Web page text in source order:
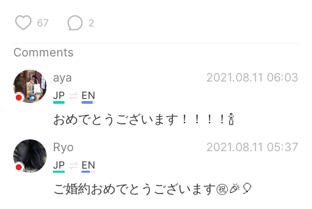
67 2
Comments
aya
2021.08.11 06:03
JP EN
おめでとうございます！！！！🍾
Ryo 2021.08.11 05:37
JP EN
ご婚約おめでとうございます㊗️🎉🎈